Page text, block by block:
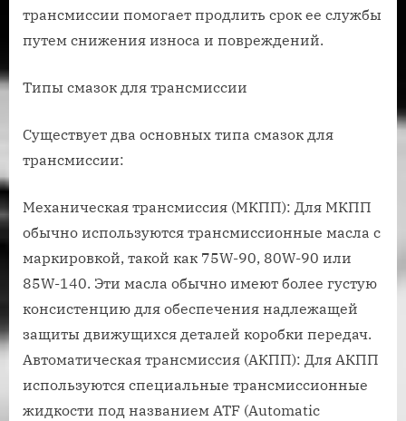
трансмиссии помогает продлить срок ее службы
путем снижения износа и повреждений.
Типы смазок для трансмиссии
Существует два основных типа смазок для
трансмиссии:
Механическая трансмиссия (МКПП): Для МКПП
обычно используются трансмиссионные масла с
маркировкой, такой как 75W-90, 80W-90 или
85W-140. Эти масла обычно имеют более густую
консистенцию для обеспечения надлежащей
защиты движущихся деталей коробки передач.
Автоматическая трансмиссия (АКПП): Для АКПП
используются специальные трансмиссионные
жидкости под названием ATF (Automatic